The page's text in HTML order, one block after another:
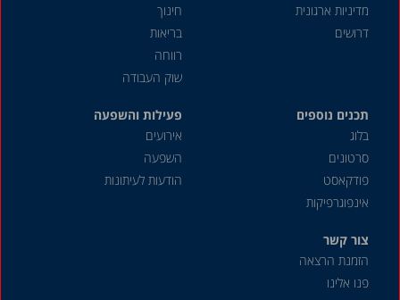
מדיניות ארגונית
דרושים
חינוך
בריאות
רווחה
שוק העבודה
תכנים נוספים
בלוג
סרטונים
פודקאסט
אינפוגרפיקות
פעילות והשפעה
אירועים
השפעה
הודעות לעיתונות
צור קשר
הזמנת הרצאה
פנו אלינו